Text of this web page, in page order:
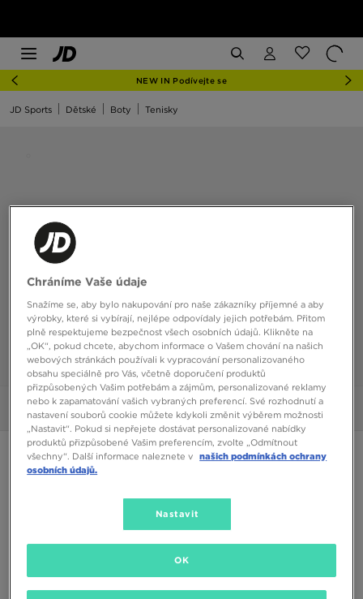
NEW IN Podívejte se
JD Sports Dětské Boty Tenisky
Obrázky 360°
ONLY AT JD
FILA PANACHE
750 Kč -21%
(Nejnižší cena za posledních 30 dní)
Chráníme Vaše údaje
Snažíme se, aby bylo nakupování pro naše zákazníky příjemné a aby
výrobky, které si vybírají, nejlépe odpovídaly jejich potřebám. Přitom
plně respektujeme bezpečnost všech osobních údajů. Klikněte na
„OK“, pokud chcete, abychom informace o Vašem chování na našich
webových stránkách používali k vypracování personalizovaného
obsahu speciálně pro Vás, včetně doporučení produktů
přizpůsobených Vašim potřebám a zájmům, personalizované reklamy
nebo k zapamatování vašich vybraných preferencí. Své rozhodnutí a
nastavení souborů cookie můžete kdykoli změnit výběrem možnosti
„Nastavit“. Pokud si nepřejete dostávat personalizované nabídky
produktů přizpůsobené Vašim preferencím, zvolte „Odmítnout
všechny“. Další informace naleznete v našich podmínkách ochrany
osobních údajů.
Nastavit
OK